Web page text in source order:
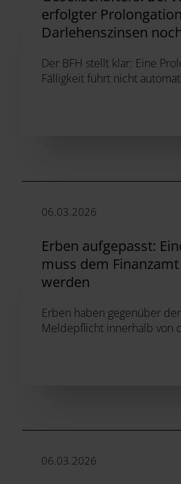
erfolgter
Darlehenszinsen
Der BFH stellt klar: Eine
Fälligkeit führt nicht
06.03.2026
Erben aufgepasst:
muss dem
werden
Erben haben gegenüber
Meldepflicht innerhalb von
06.03.2026